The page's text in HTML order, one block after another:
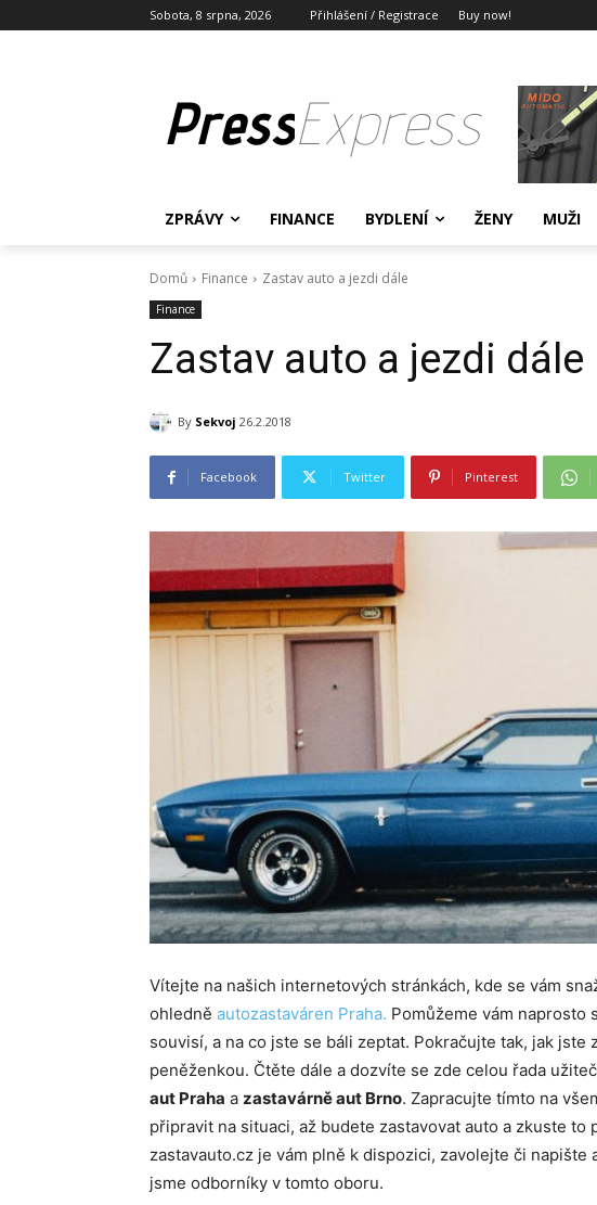
Sobota, 8 srpna, 2026 Přihlášení / Registrace Buy now!
PressExpress
ZPRÁVY FINANCE BYDLENÍ ŽENY MUŽI
Domů Finance Zastav auto a jezdi dále
Finance
Zastav auto a jezdi dále
By Sekvoj 26.2.2018
Facebook Twitter Pinterest
Vítejte na našich internetových stránkách, kde se vám
ohledně autozastaváren Praha. Pomůžeme vám naprosto
souvisí, a na co jste se báli zeptat. Pokračujte tak, jak jste
peněženkou. Čtěte dále a dozvíte se zde celou řada
aut Praha a zastavárně aut Brno. Zapracujte tímto na
připravit na situaci, až budete zastavovat auto a zkuste to
zastavauto.cz je vám plně k dispozici, zavolejte či napište
jsme odborníky v tomto oboru.